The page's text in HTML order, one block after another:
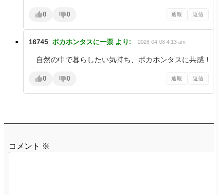
0 0 通報 返信
16745 ポカホンタスに一票 より: 2026-04-08 4:13 am
自然の中で暮らしたい気持ち、ポカホンタスに共感！
0 0 通報 返信
コメント ※